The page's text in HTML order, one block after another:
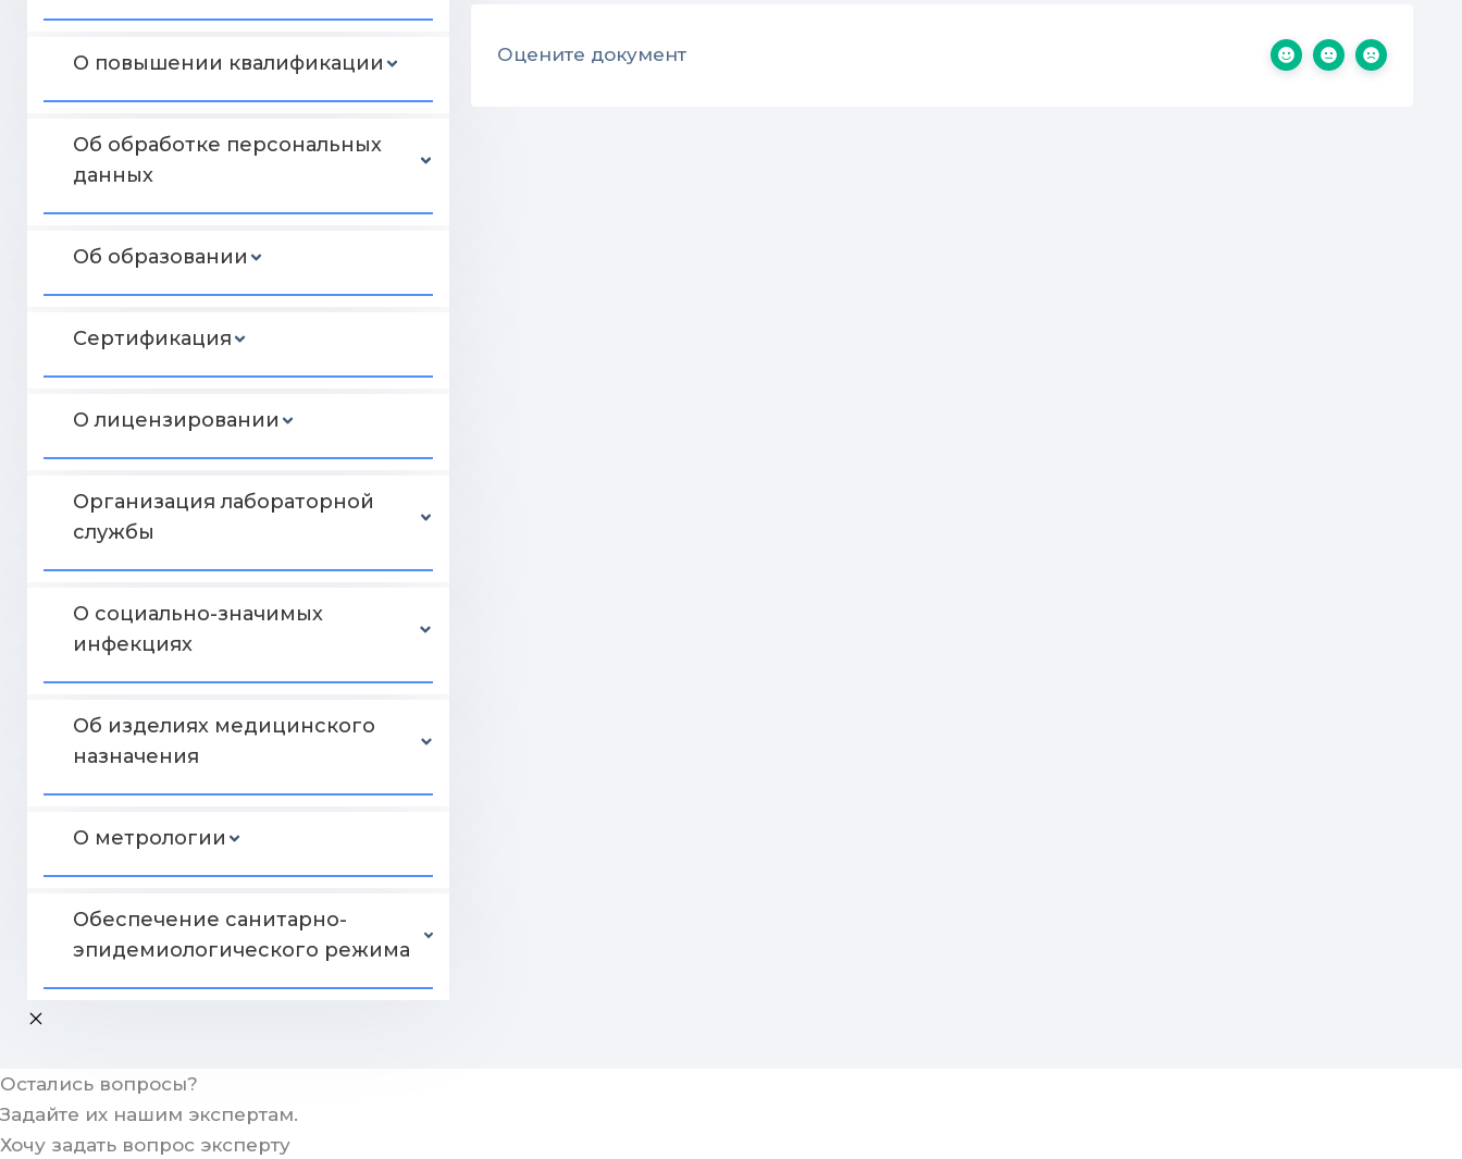
О повышении квалификации
Об обработке персональных
данных
Об образовании
Сертификация
О лицензировании
Организация лабораторной
службы
О социально-значимых
инфекциях
Об изделиях медицинского
назначения
О метрологии
Обеспечение санитарно-
эпидемиологического режима
Оцените документ
Остались вопросы?
Задайте их нашим экспертам.
Хочу задать вопрос эксперту